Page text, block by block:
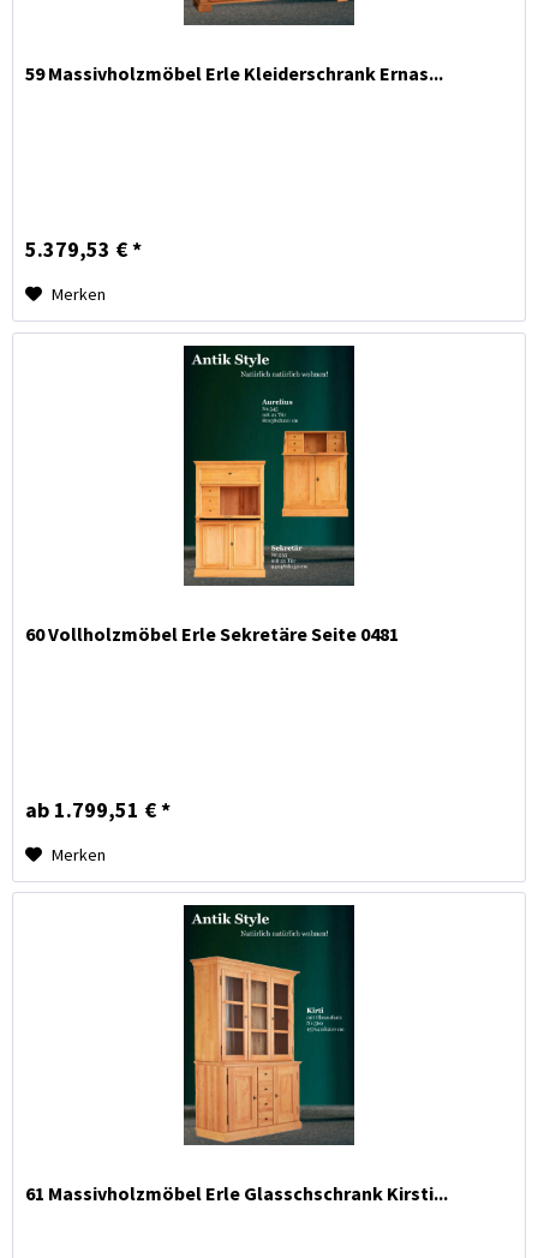
59 Massivholzmöbel Erle Kleiderschrank Ernas...
5.379,53 € *
Merken
60 Vollholzmöbel Erle Sekretäre Seite 0481
ab 1.799,51 € *
Merken
61 Massivholzmöbel Erle Glasschschrank Kirsti...